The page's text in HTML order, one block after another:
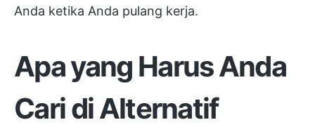
Anda ketika Anda pulang kerja.
Apa yang Harus Anda
Cari diAlternatif